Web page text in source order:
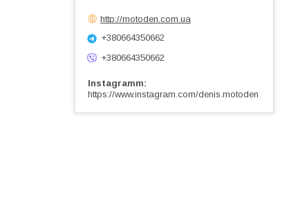
http://motoden.com.ua
+380664350662
+380664350662
Instagramm
https://www.instagram.com/denis.motoden